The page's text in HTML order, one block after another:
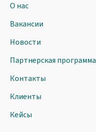
О нас
Вакансии
Новости
Партнерская программа
Контакты
Клиенты
Кейсы